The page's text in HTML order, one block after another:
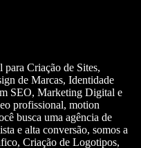
para Criação de Sites,
de Marcas, Identidade
SEO, Marketing Digital e
profissional, motion
busca uma agência de
e alta conversão, somos a
Criação de Logotipos,